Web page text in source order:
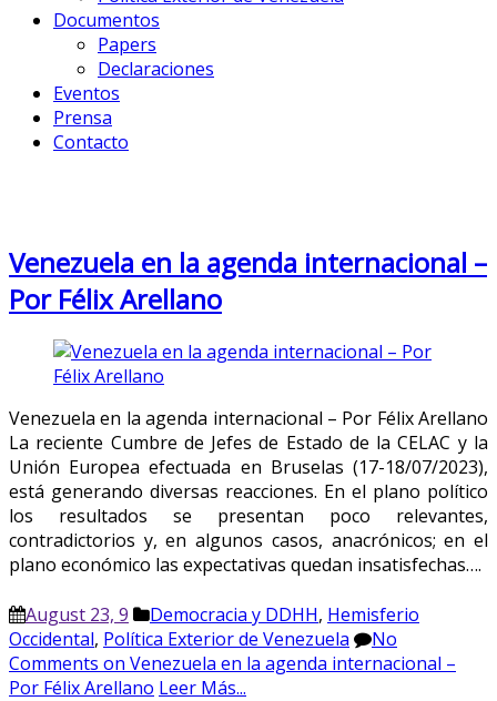
Documentos
Papers
Declaraciones
Eventos
Prensa
Contacto
Venezuela en la agenda internacional –
Por Félix Arellano
Venezuela en la agenda internacional – Por Félix Arellano
La reciente Cumbre de Jefes de Estado de la CELAC y la
Unión Europea efectuada en Bruselas (17-18/07/2023),
está generando diversas reacciones. En el plano político
los resultados se presentan poco relevantes,
contradictorios y, en algunos casos, anacrónicos; en el
plano económico las expectativas quedan insatisfechas….
August 23, 9 Democracia y DDHH, Hemisferio
Occidental, Política Exterior de Venezuela
No
Comments on Venezuela en la agenda internacional –
Por Félix Arellano Leer Más...